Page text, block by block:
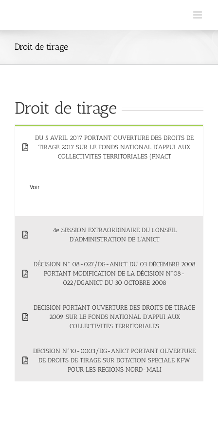
Droit de tirage
Droit de tirage
DU 5 AVRIL 2017 PORTANT OUVERTURE DES DROITS DE
TIRAGE 2017 SUR LE FONDS NATIONAL D’APPUI AUX
COLLECTIVITES TERRITORIALES (FNACT
Voir
4e SESSION EXTRAORDINAIRE DU CONSEIL
D'ADMINISTRATION DE L'ANICT
DÉCISION N° 08-027/DG-ANICT DU 03 DÉCEMBRE 2008
PORTANT MODIFICATION DE LA DÉCISION N°08-
022/DGANICT DU 30 OCTOBRE 2008
DECISION PORTANT OUVERTURE DES DROITS DE TIRAGE
2009 SUR LE FONDS NATIONAL D’APPUI AUX
COLLECTIVITES TERRITORIALES
DECISION N°10-0003/DG-ANICT PORTANT OUVERTURE
DE DROITS DE TIRAGE SUR DOTATION SPECIALE KFW
POUR LES REGIONS NORD-MALI